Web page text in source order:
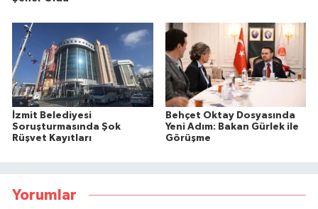
İzmit Belediyesi
Soruşturmasında Şok
Rüşvet Kayıtları
Behçet Oktay Dosyasında
Yeni Adım: Bakan Gürlek ile
Görüşme
Yorumlar